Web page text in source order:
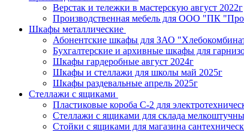
Верстак и тележки в мастерскую август 2022г
Производственная мебель для ООО "ПК
Шкафы металлические
Абонентские шкафы для ЗАО
Бухгалтерские и архивные шкафы для
Шкафы гардеробные август 2024г
Шкафы и стеллажи для школы май 2025г
Шкафы раздевальные апрель 2025г
Стеллажи с ящиками
Пластиковые короба С-2 для
Стеллажи с ящиками для склада
Стойки с ящиками для магазина